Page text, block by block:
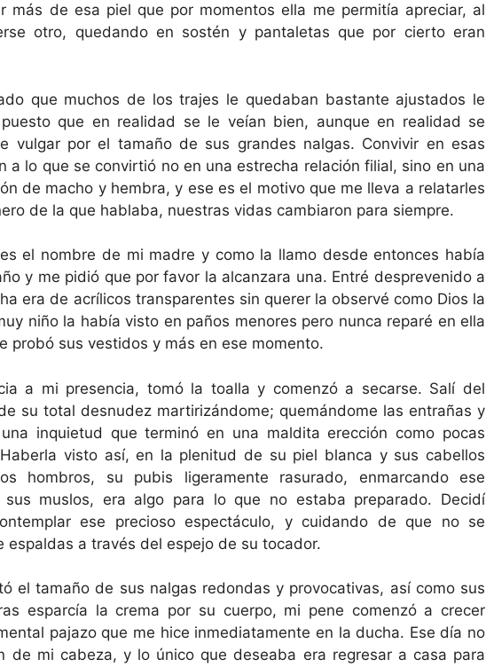
más de esa piel que por momentos ella me permitía apreciar, al
otro, quedando en sostén y pantaletas que por cierto eran
que muchos de los trajes le quedaban bastante ajustados le
que en realidad se le veían bien, aunque en realidad se
vulgar por el tamaño de sus grandes nalgas. Convivir en esas
a lo que se convirtió no en una estrecha relación filial, sino en una
de macho y hembra, y ese es el motivo que me lleva a relatarles
de la que hablaba, nuestras vidas cambiaron para siempre.
el nombre de mi madre y como la llamo desde entonces había
y me pidió que por favor la alcanzara una. Entré desprevenido a
era de acrílicos transparentes sin querer la observé como Dios la
niño la había visto en paños menores pero nunca reparé en ella
probó sus vestidos y más en ese momento.
a mi presencia, tomó la toalla y comenzó a secarse. Salí del
su total desnudez martirizándome; quemándome las entrañas y
inquietud que terminó en una maldita erección como pocas
visto así, en la plenitud de su piel blanca y sus cabellos
hombros, su pubis ligeramente rasurado, enmarcando ese
muslos, era algo para lo que no estaba preparado. Decidí
ese precioso espectáculo, y cuidando de que no se
espaldas a través del espejo de su tocador.
el tamaño de sus nalgas redondas y provocativas, así como sus
esparcía la crema por su cuerpo, mi pene comenzó a crecer
pajazo que me hice inmediatamente en la ducha. Ese día no
de mi cabeza, y lo único que deseaba era regresar a casa para